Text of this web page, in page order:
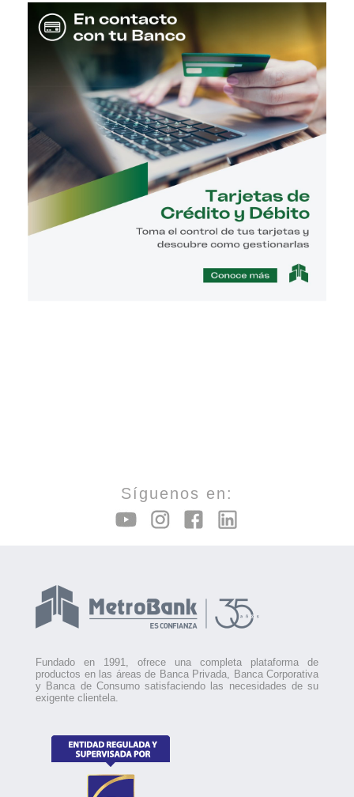
Síguenos en:
Fundado en 1991, ofrece una completa plataforma de
productos en las áreas de Banca Privada, Banca Corporativa
y Banca de Consumo satisfaciendo las necesidades de su
exigente clientela.